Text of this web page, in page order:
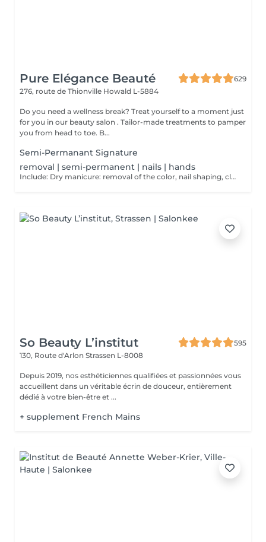
Pure Elégance Beauté
629
276, route de Thionville Howald L-5884
Do you need a wellness break? Treat yourself to a moment just
for you in our beauty salon . Tailor-made treatments to pamper
you from head to toe. B...
Semi-Permanant Signature
removal | semi-permanent | nails | hands
Include: Dry manicure: removal of the color, nail shaping, cleaning of the cuticle and to finish a massage of the hands at the end of the dry manicure and possibly cover them with a strengthening varnish at the end.
So Beauty L’institut
595
130, Route d'Arlon Strassen L-8008
Depuis 2019, nos esthéticiennes qualifiées et passionnées vous
accueillent dans un véritable écrin de douceur, entièrement
dédié à votre bien-être et ...
+ supplement French Mains